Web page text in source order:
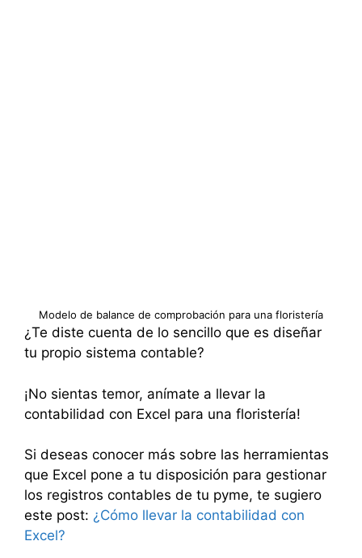
Modelo de balance de comprobación para una floristería
¿Te diste cuenta de lo sencillo que es diseñar
tu propio sistema contable?
¡No sientas temor, anímate a llevar la
contabilidad con Excel para una floristería!
Si deseas conocer más sobre las herramientas
que Excel pone a tu disposición para gestionar
los registros contables de tu pyme, te sugiero
este post: ¿Cómo llevar la contabilidad con
Excel?